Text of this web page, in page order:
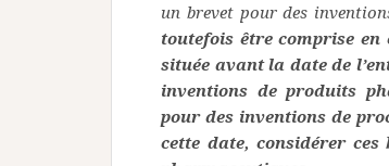
un brevet pour des
toutefois être comprise en
située avant la date de
inventions de produits
pour des inventions de
cette date, considérer